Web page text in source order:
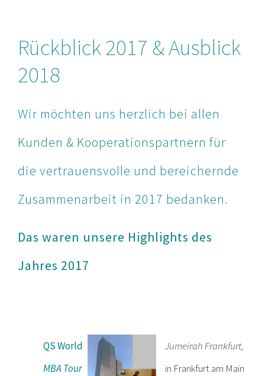
Rückblick 2017 & Ausblick
2018
Wir möchten uns herzlich bei allen
Kunden & Kooperationspartnern für
die vertrauensvolle und bereichernde
Zusammenarbeit in 2017 bedanken.
Das waren unsere Highlights des
Jahres 2017
QS World
MBA Tour
Jumeirah Frankfurt,
in Frankfurt am Main